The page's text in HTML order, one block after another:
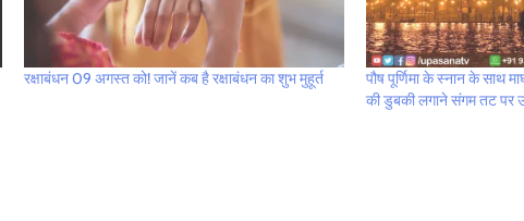
रक्षाबंधन 09 अगस्त को! जानें कब है रक्षाबंधन का शुभ मुहूर्त
पौष पूर्णिमा के स्नान के साथ
की डुबकी लगाने संगम तट पर